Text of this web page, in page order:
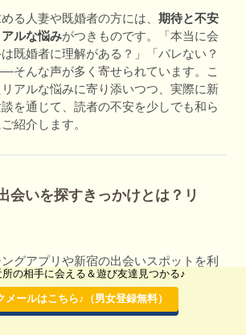
る人妻や既婚者の方には、 期待と不安
ルな悩みがつきものです。「本当に会
既婚者に理解がある？」「バレない？
そんな声が多く寄せられています。こ
アルな悩みに寄り添いつつ、実際に新
を通じて、読者の不安を少しでも和ら
紹介します。
会いを探すきっかけとは？リ
グアプリや新宿の出会いスポットを利
ざまですが、いずれも共通しているのは
めたいという気持ちです。以下は、実際
っかけです。
所の相手に会える＆遊び友達見つかる♪
メールはこちら♪（男女登録無料）